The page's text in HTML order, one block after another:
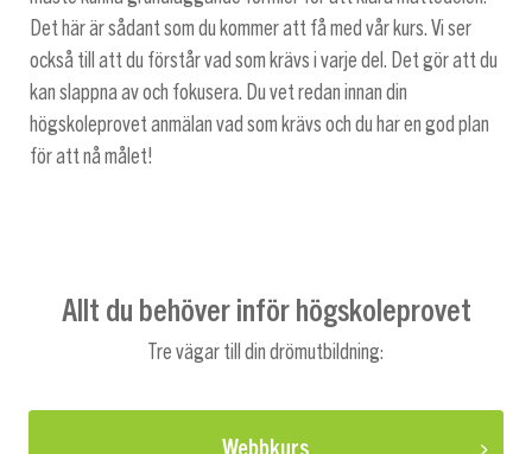
Det här är sådant som du kommer att få med vår kurs. Vi ser
också till att du förstår vad som krävs i varje del. Det gör att du
kan slappna av och fokusera. Du vet redan innan din
högskoleprovet anmälan vad som krävs och du har en god plan
för att nå målet!
Allt du behöver inför högskoleprovet
Tre vägar till din drömutbildning: